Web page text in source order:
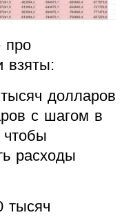
про
взяты:
долларов
с шагом в
расходы
тысяч